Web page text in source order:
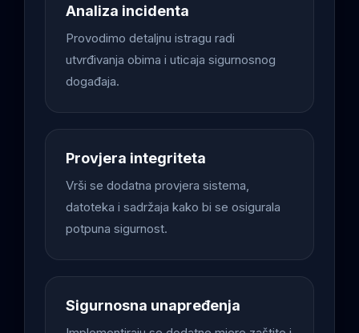
Analiza incidenta
Provodimo detaljnu istragu radi
utvrđivanja obima i uticaja sigurnosnog
događaja.
Provjera integriteta
Vrši se dodatna provjera sistema,
datoteka i sadržaja kako bi se osigurala
potpuna sigurnost.
Sigurnosna unapređenja